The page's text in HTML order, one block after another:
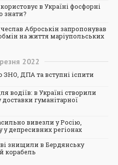
в Україні фосфорні
знати?
Аброськін запропонував
на життя маріупольських
2022
ЗНО, ДПА та вступні іспити
водіїв: в Україні створили
гуманітарної
вивезли у Росію,
депресивних регіонах
знищили в Бердянську
корабель